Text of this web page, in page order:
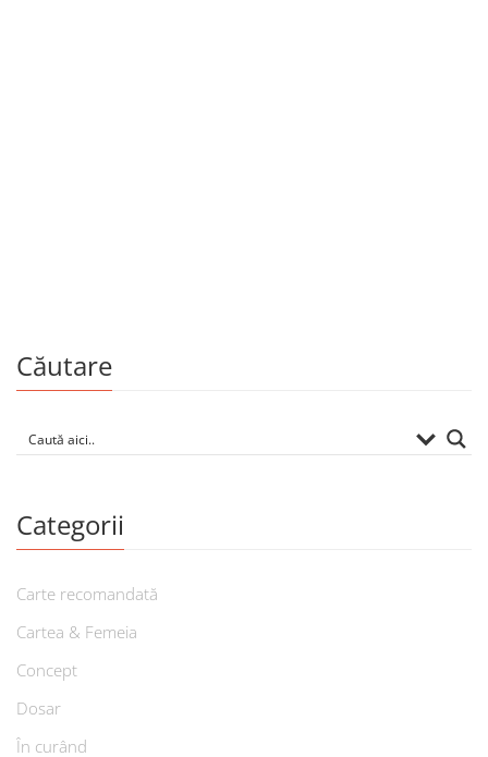
Căutare
Categorii
Carte recomandată
Cartea & Femeia
Concept
Dosar
În curând